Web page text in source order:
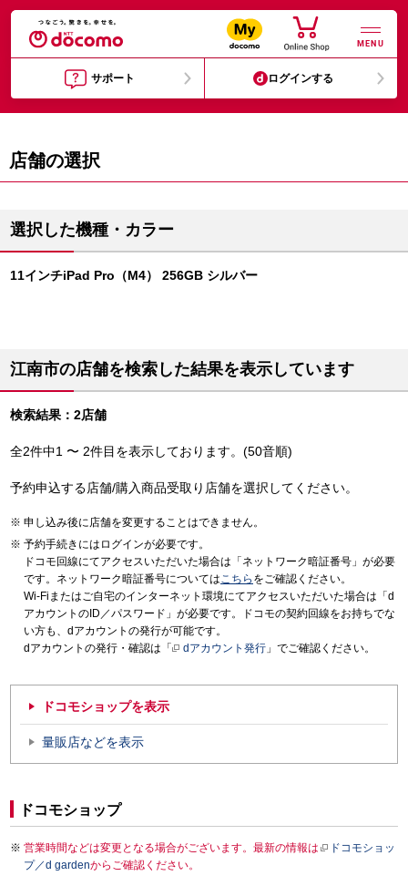
MENU
サポート ログインする
店舗の選択
選択した機種・カラー
11インチiPad Pro（M4） 256GB シルバー
江南市の店舗を検索した結果を表示しています
検索結果：2店舗
全2件中1 〜 2件目を表示しております。(50音順)
予約申込する店舗/購入商品受取り店舗を選択してください。
申し込み後に店舗を変更することはできません。
予約手続きにはログインが必要です。
ドコモ回線にてアクセスいただいた場合は「ネットワーク暗証番号」が必要
です。ネットワーク暗証番号についてはこちら をご確認ください。
Wi-Fiまたはご自宅のインターネット環境にてアクセスいただいた場合は「d
アカウントのID／パスワード」が必要です。ドコモの契約回線をお持ちでな
い方も、dアカウントの発行が可能です。
dアカウントの発行・確認は「
dアカウント発行 」でご確認ください。
ドコモショップを表示
量販店などを表示
ドコモショップ
営業時間などは変更となる場合がございます。最新の情報は
ドコモショッ
プ／d gardenからご確認ください。